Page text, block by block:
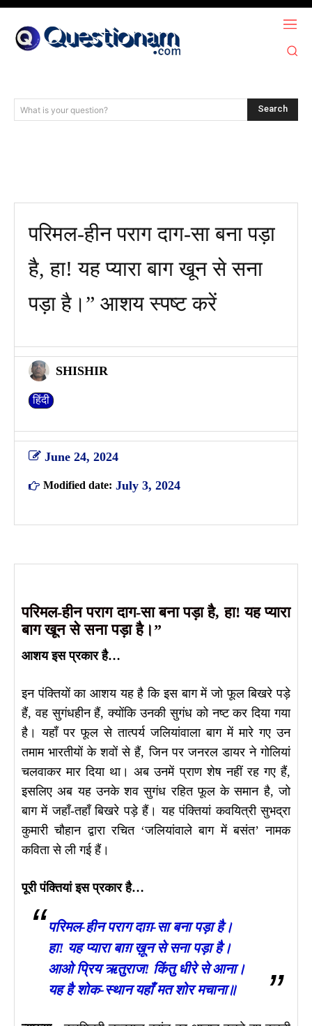
What is your question? Search
परिमल-हीन पराग दाग-सा बना पड़ा
है, हा! यह प्यारा बाग खून से सना
पड़ा है।” आशय स्पष्ट करें
SHISHIR
हिंदी
June 24, 2024
Modified date: July 3, 2024
परिमल-हीन पराग दाग-सा बना पड़ा है, हा! यह प्यारा
बाग खून से सना पड़ा है।”
आशय इस प्रकार है…
इन पंक्तियों का आशय यह है कि इस बाग में जो फूल बिखरे पड़े
हैं, वह सुगंधहीन हैं, क्योंकि उनकी सुगंध को नष्ट कर दिया गया
है। यहाँ पर फूल से तात्पर्य जलियांवाला बाग में मारे गए उन
तमाम भारतीयों के शवों से हैं, जिन पर जनरल डायर ने गोलियां
चलवाकर मार दिया था। अब उनमें प्राण शेष नहीं रह गए हैं,
इसलिए अब यह उनके शव सुगंध रहित फूल के समान है, जो
बाग में जहाँ-तहाँ बिखरे पड़े हैं। यह पंक्तियां कवयित्री सुभद्रा
कुमारी चौहान द्वारा रचित ‘जलियांवाले बाग में बसंत’ नामक
कविता से ली गई हैं।
पूरी पंक्तियां इस प्रकार है…
परिमल-हीन पराग दाग़-सा बना पड़ा है।
हा! यह प्यारा बाग़ ख़ून से सना पड़ा है।
आओ प्रिय ऋतुराज! किंतु धीरे से आना।
यह है शोक-स्थान यहाँ मत शोर मचाना॥